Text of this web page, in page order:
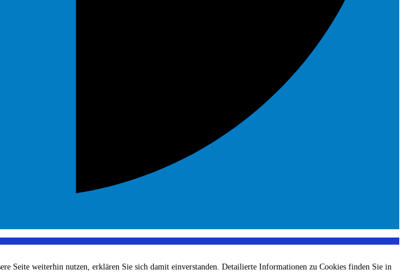
Seite weiterhin nutzen, erklären Sie sich damit einverstanden. Detailierte Informationen zu Cookies finden Sie in